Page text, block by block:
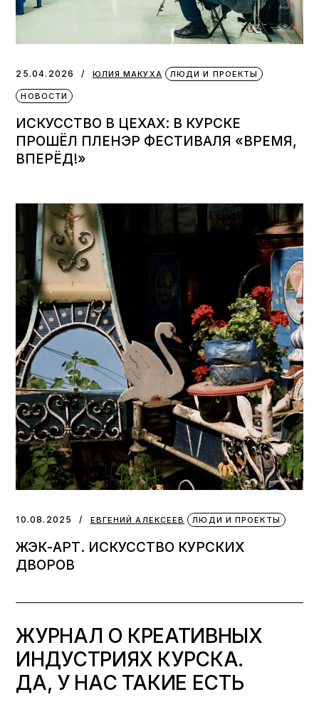
25.04.2026 ЮЛИЯ МАКУХА ЛЮДИ И ПРОЕКТЫ
НОВОСТИ
ИСКУССТВО В ЦЕХАХ: В КУРСКЕ
ПРОШЁЛ ПЛЕНЭР ФЕСТИВАЛЯ «ВРЕМЯ,
ВПЕРЁД!»
10.08.2025 ЕВГЕНИЙ АЛЕКСЕЕВ ЛЮДИ И ПРОЕКТЫ
ЖЭК-АРТ. ИСКУССТВО КУРСКИХ
ДВОРОВ
ЖУРНАЛ О КРЕАТИВНЫХ
ИНДУСТРИЯХ КУРСКА.
ДА, У НАС ТАКИЕ ЕСТЬ